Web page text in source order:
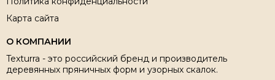
Карта сайта
О КОМПАНИИ
Texturra - это российский бренд и производитель
деревянных пряничных форм и узорных скалок.